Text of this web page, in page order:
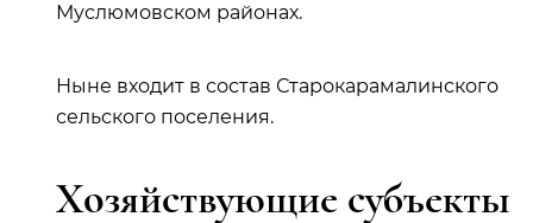
Муслюмовском районах.
Ныне входит в состав Старокарамалинского
сельского поселения.
Хозяйствующие субъекты